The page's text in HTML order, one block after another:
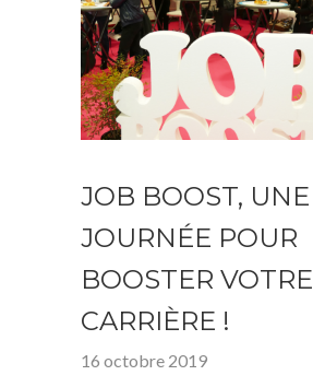
JOB BOOST, UNE
JOURNÉE POUR
BOOSTER VOTRE
CARRIÈRE !
16 octobre 2019